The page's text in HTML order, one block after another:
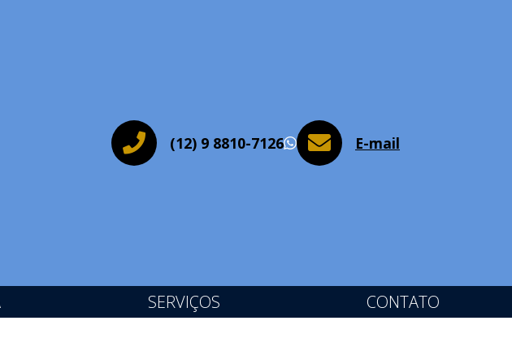
(12) 9 8810-7126 WhatsApp
E-mail
SERVIÇOS CONTATO